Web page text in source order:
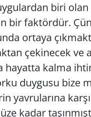
biri
bir faktördür.
ortaya
çekinecek ve
hayatta kalma
duygusu bize
yavrularına
kadar